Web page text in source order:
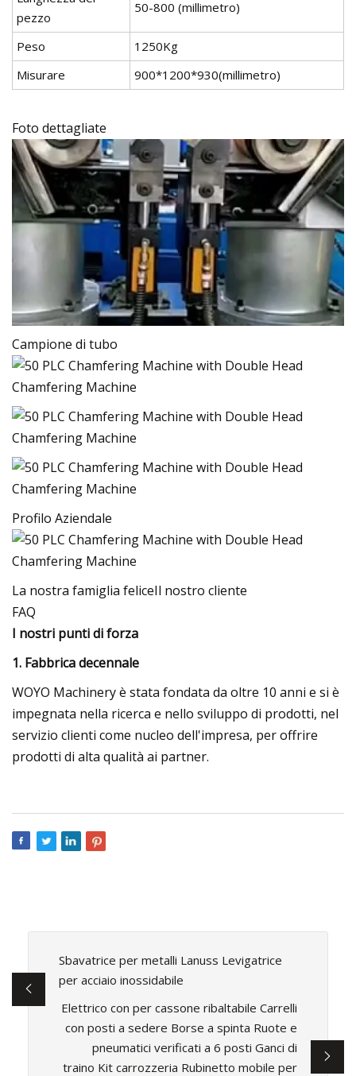
pezzo
50-800 (millimetro)
Peso
1250Kg
Misurare
900*1200*930(millimetro)
Foto dettagliate
Campione di tubo
Profilo Aziendale
La nostra famiglia feliceIl nostro cliente
FAQ
I nostri punti di forza
1. Fabbrica decennale
WOYO Machinery è stata fondata da oltre 10 anni e si è
impegnata nella ricerca e nello sviluppo di prodotti, nel
servizio clienti come nucleo dell'impresa, per offrire
prodotti di alta qualità ai partner.
Sbavatrice per metalli Lanuss Levigatrice
per acciaio inossidabile
Elettrico con per cassone ribaltabile Carrelli
con posti a sedere Borse a spinta Ruote e
pneumatici verificati a 6 posti Ganci di
traino Kit carrozzeria Rubinetto mobile per